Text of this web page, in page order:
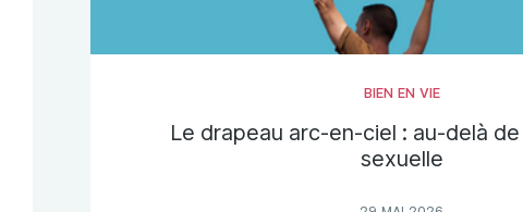
Le drapeau arc-en-ciel : au-delà
sexuelle
BIEN EN VIE